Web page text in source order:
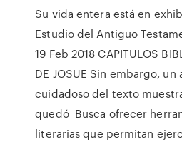
Su vida entera está en
Estudio del Antiguo
19 Feb 2018 CAPITULOS
DE JOSUE Sin embargo, un
cuidadoso del texto
quedó Busca ofrecer
literarias que permitan